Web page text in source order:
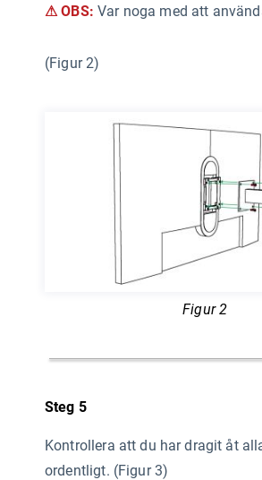
⚠ OBS: Var noga med att
(Figur 2)
Figur 2
Steg 5
Kontrollera att du har dragit åt
ordentligt. (Figur 3)